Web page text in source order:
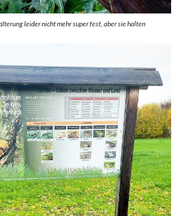
leider nicht mehr super fest, aber sie halten